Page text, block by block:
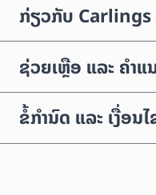
ກ່ຽວກັບ Carlings
ຊ່ວຍເຫຼືອ ແລະ ຄຳແ
ຂໍ້ກຳນົດ ແລະ ເງື່ອນໄ